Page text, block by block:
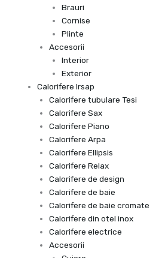
Brauri
Cornise
Plinte
Accesorii
Interior
Exterior
Calorifere Irsap
Calorifere tubulare Tesi
Calorifere Sax
Calorifere Piano
Calorifere Arpa
Calorifere Ellipsis
Calorifere Relax
Calorifere de design
Calorifere de baie
Calorifere de baie cromate
Calorifere din otel inox
Calorifere electrice
Accesorii